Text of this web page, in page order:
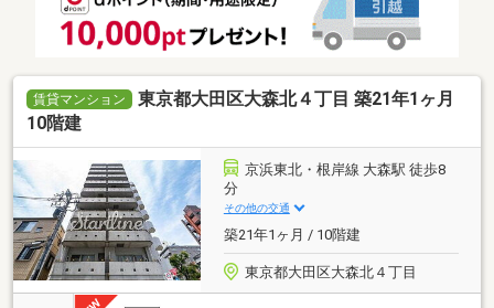
賃貸マンション
東京都大田区大森北４丁目 築21年1ヶ月
10階建
京浜東北・根岸線 大森駅 徒歩8
分
その他の交通
築21年1ヶ月 / 10階建
東京都大田区大森北４丁目